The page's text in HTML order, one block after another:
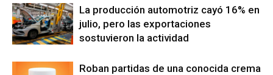
La producción automotriz cayó 16% en
julio, pero las exportaciones
sostuvieron la actividad
Roban partidas de una conocida crema